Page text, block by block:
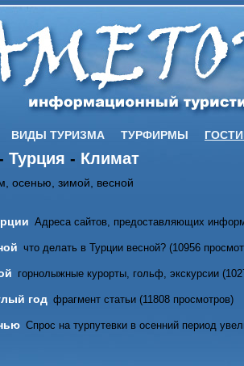
ВИДЫ ТУРИЗМА ТУРФИРМЫ
Турция - Климат
осенью, зимой, весной
Адреса сайтов, предоставляющих
что делать в Турции весной? (10956
горнолыжные курорты, гольф, экскурсии
год фрагмент статьи (11808 просмотров)
Спрос на турпутевки в осенний период